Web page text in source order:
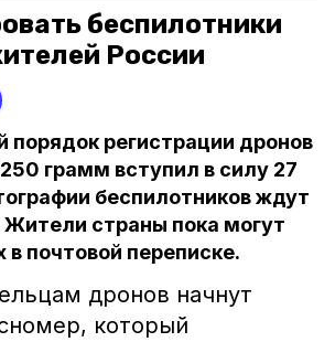
беспилотники
России
порядок регистрации дронов
грамм вступил в силу 27
беспилотников ждут
Жители страны пока могут
в почтовой переписке.
дронов начнут
который